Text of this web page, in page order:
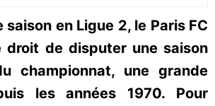
saison en Ligue 2, le Paris FC
de disputer une saison
championnat, une grande
les années 1970. Pour